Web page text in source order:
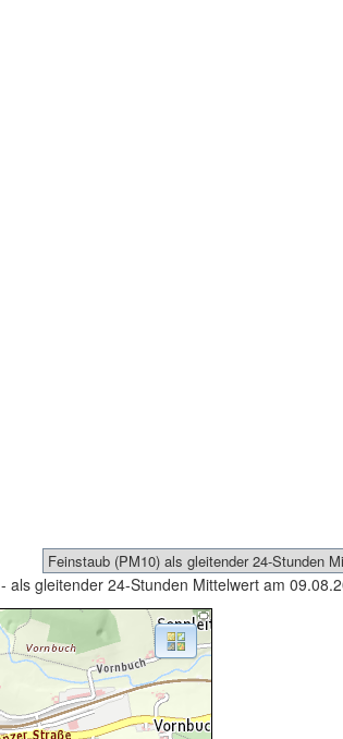
- als gleitender 24-Stunden Mittelwert am